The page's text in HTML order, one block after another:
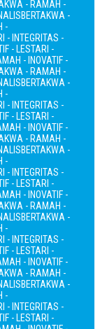
- RAMAH -
BERTAKWA -
-
- INTEGRITAS -
- LESTARI -
- INOVATIF -
- RAMAH -
BERTAKWA -
-
- INTEGRITAS -
- LESTARI -
- INOVATIF -
- RAMAH -
BERTAKWA -
-
- INTEGRITAS -
- LESTARI -
- INOVATIF -
- RAMAH -
BERTAKWA -
-
- INTEGRITAS -
- LESTARI -
- INOVATIF -
- RAMAH -
BERTAKWA -
-
- INTEGRITAS -
- LESTARI -